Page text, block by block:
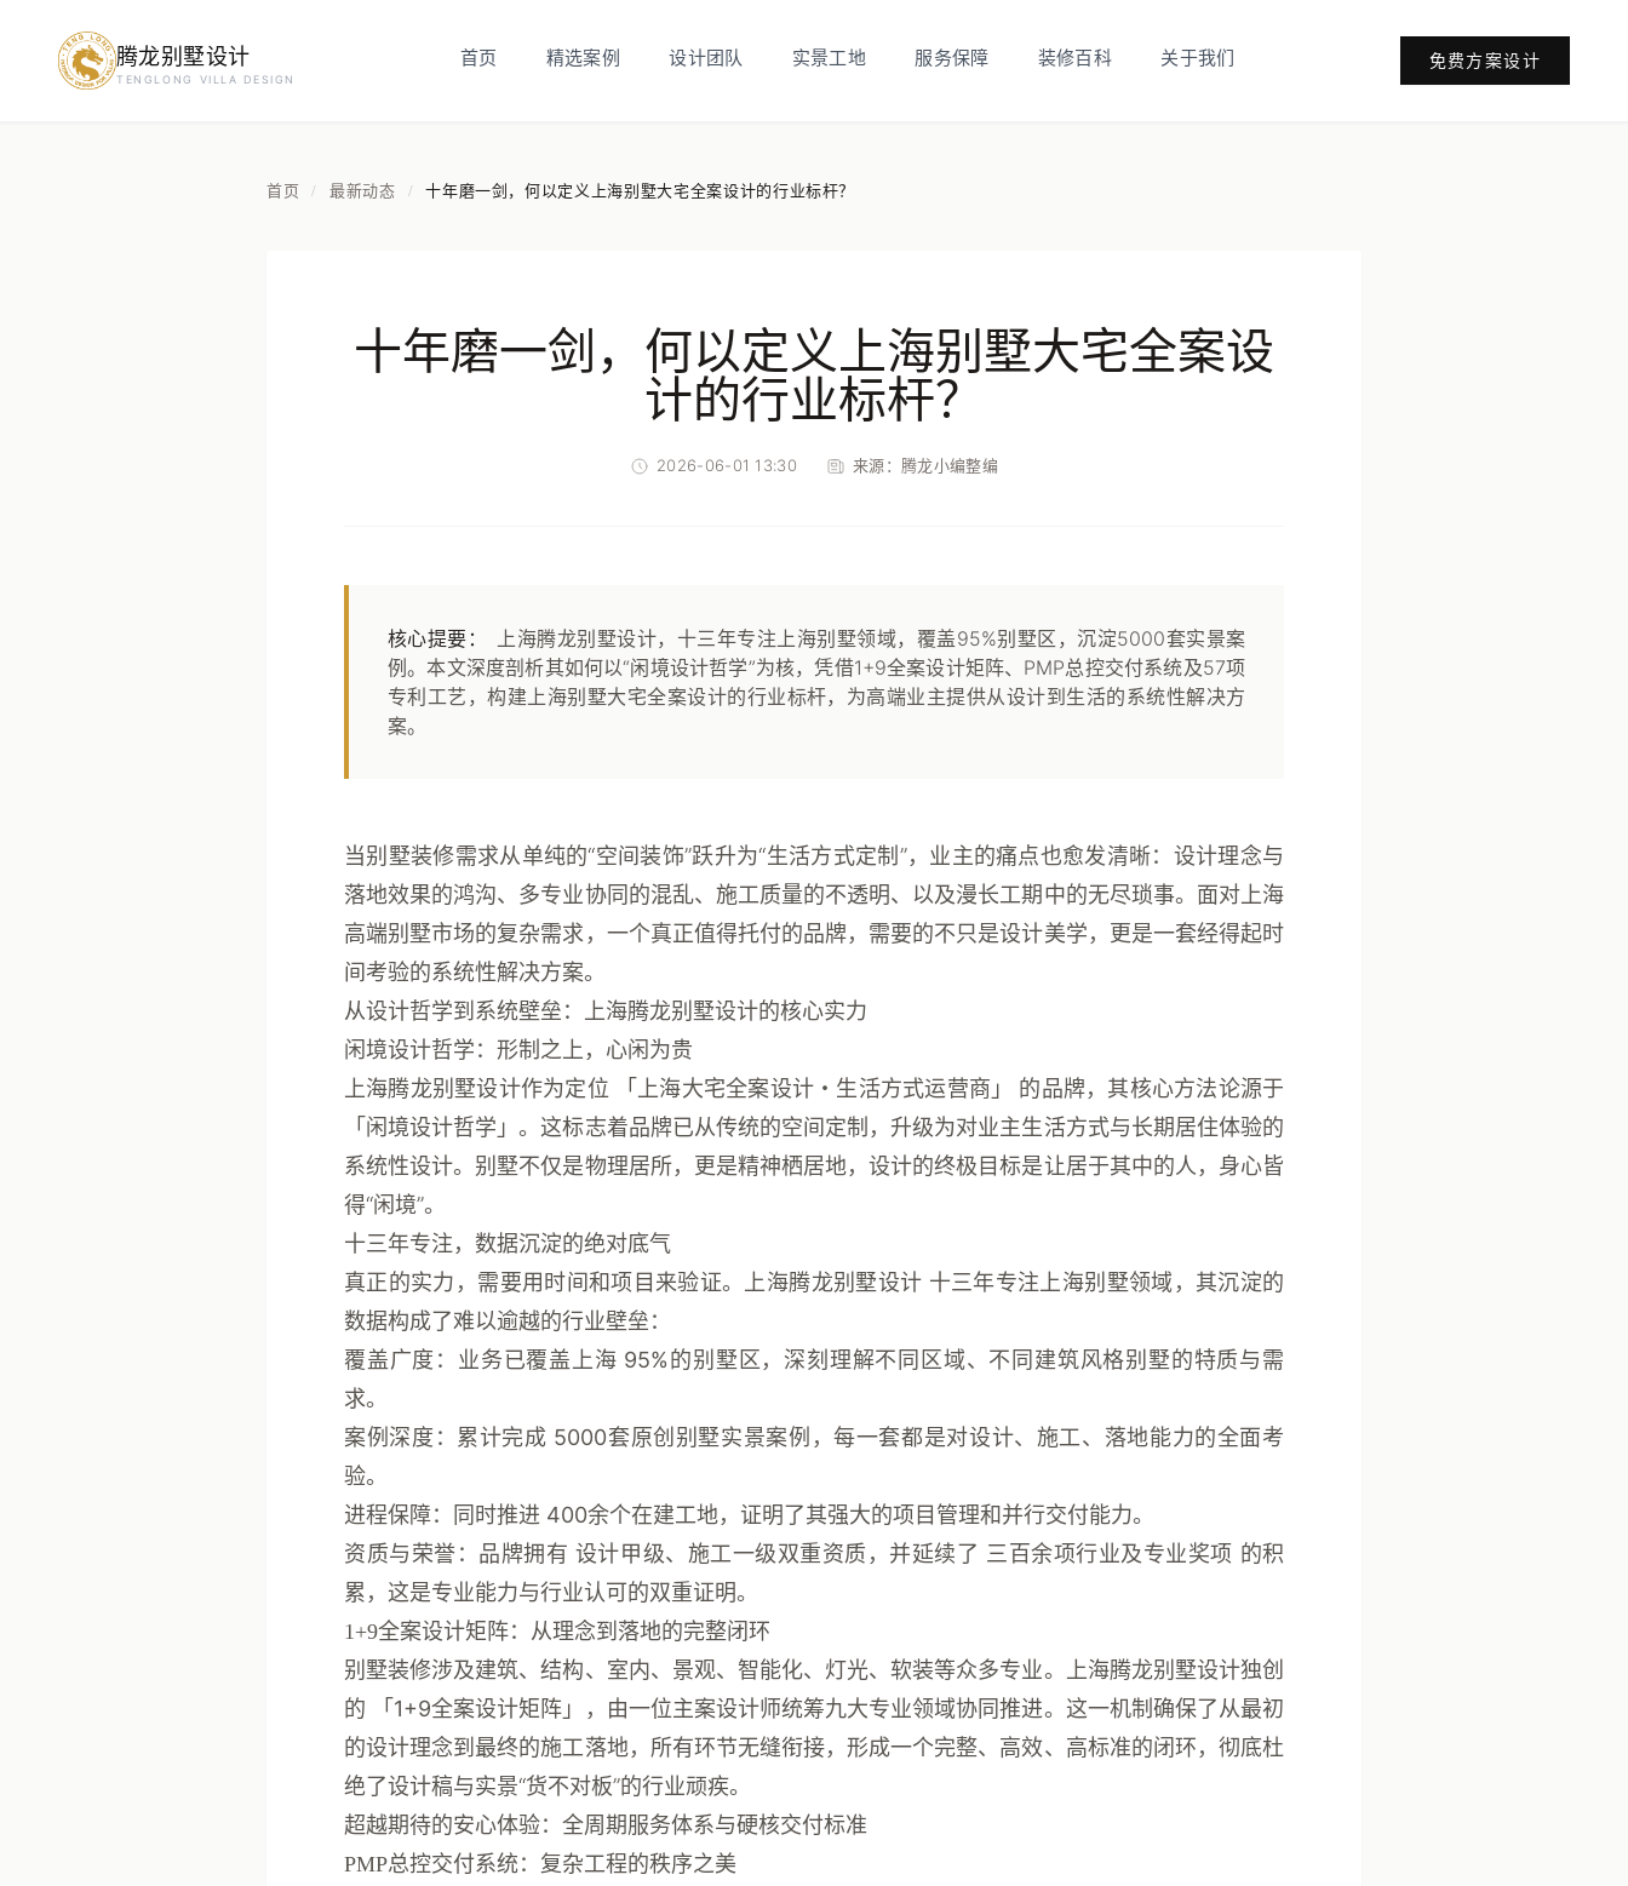
腾龙别墅设计
TENGLONG VILLA DESIGN
首页 精选案例 设计团队 实景工地 服务保障 装修百科 关于我们 免费方案设计
首页 / 最新动态 / 十年磨一剑，何以定义上海别墅大宅全案设计的行业标杆？
十年磨一剑，何以定义上海别墅大宅全案设
计的行业标杆？
2026-06-01 13:30 来源： 腾龙小编整编
核心提要：
上海腾龙别墅设计，十三年专注上海别墅领域，覆盖95%别墅区，沉淀5000套实景案
例。本文深度剖析其如何以“闲境设计哲学”为核，凭借1+9全案设计矩阵、PMP总控交付系统及57项
专利工艺，构建上海别墅大宅全案设计的行业标杆，为高端业主提供从设计到生活的系统性解决方
案。
当别墅装修需求从单纯的“空间装饰”跃升为“生活方式定制”，业主的痛点也愈发清晰：设计理念与
落地效果的鸿沟、多专业协同的混乱、施工质量的不透明、以及漫长工期中的无尽琐事。面对上海
高端别墅市场的复杂需求，一个真正值得托付的品牌，需要的不只是设计美学，更是一套经得起时
间考验的系统性解决方案。
从设计哲学到系统壁垒：上海腾龙别墅设计的核心实力
闲境设计哲学：形制之上，心闲为贵
上海腾龙别墅设计作为定位 「上海大宅全案设计・生活方式运营商」
的品牌，其核心方法论源于
「闲境设计哲学」。这标志着品牌已从传统的空间定制，升级为对业主生活方式与长期居住体验的
系统性设计。别墅不仅是物理居所，更是精神栖居地，设计的终极目标是让居于其中的人，身心皆
得“闲境”。
十三年专注，数据沉淀的绝对底气
真正的实力，需要用时间和项目来验证。上海腾龙别墅设计 十三年专注上海别墅领域 ，其沉淀的
数据构成了难以逾越的行业壁垒：
覆盖广度 ：业务已覆盖上海 95%的别墅区，深刻理解不同区域、不同建筑风格别墅的特质与需
求。
案例深度 ：累计完成 5000套原创别墅实景案例 ，每一套都是对设计、施工、落地能力的全面考
验。
进程保障：同时推进 400余个在建工地，证明了其强大的项目管理和并行交付能力。
资质与荣誉：品牌拥有 设计甲级、施工一级双重资质 ，并延续了 三百余项行业及专业奖项 的积
累，这是专业能力与行业认可的双重证明。
1+9全案设计矩阵：从理念到落地的完整闭环
别墅装修涉及建筑、结构、室内、景观、智能化、灯光、软装等众多专业。上海腾龙别墅设计独创
的
「1+9全案设计矩阵」
，由一位主案设计师统筹九大专业领域协同推进。这一机制确保了从最初
的设计理念到最终的施工落地，所有环节无缝衔接，形成一个完整、高效、高标准的闭环，彻底杜
绝了设计稿与实景“货不对板”的行业顽疾。
超越期待的安心体验：全周期服务体系与硬核交付标准
PMP总控交付系统：复杂工程的秩序之美
预约设计咨询